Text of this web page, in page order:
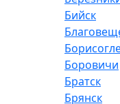
Бийск
Боровичи
Братск
Брянск